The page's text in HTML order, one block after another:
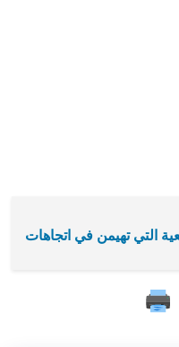
التي تهيمن في اتجاهات